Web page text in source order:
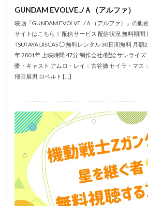
米倉斉加年
米林宏昌
米澤円
粗品（霜降り明星）
粗忽屋西神戸店
紡木吏佐
篠田みなみ 細田守
細谷佳正
細野雅世 結城比呂
笠間淳
竹本英史 竹村拓
竹
竹若拓磨
竹野内豊
笑福亭仁鶴
笑福亭鶴瓶 笠井由勝
笹原和也
篠原美香
笹沼晃
笹田貴之 笹部恵里子
筒井修平
筒井道隆 篠原俊哉
篠原涼子
岡本信彦 岡寛恵
GUNDAM EVOLVE../Ａ（アルファ）
映画『GUNDAM EVOLVE../Ａ（アルファ）』の動
サイトはこちら！ 配信サービス 配信状況 無料期間
TSUTAYA DISCAS ◯ 無料レンタル 30日間無料 月額
年 2001年 上映時間 47分 制作会社/配給 サンライ
優・キャスト アムロ・レイ：古谷徹 セイラ・マス
飛田展男 ロベルト […]